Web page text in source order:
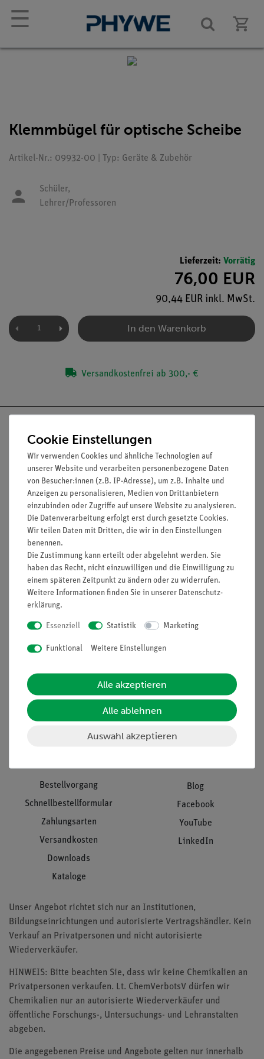
☰
Klemmbügel für optische Scheibe
Artikel-Nr.: 09932-00 | Typ: Geräte & Zubehör
Schüler,
Lehrer/Professoren
Lieferzeit: Vorrätig
76,00 EUR
90,44 EUR inkl. MwSt.
In den Warenkorb
Versandkostenfrei ab 300,- €
Nach oben
Informationen
Unternehmen
Projekte und Lösungen
Presse
Stellenangebote
Kontakt
Hinweisgeberschutz
AGB
Service
Übersicht Service
Beratung & Showroom
Inventarisierungs- &
Inbetriebnahme & Schulungen
Download &
Bestellvorgang
Schnellbestellformular
Zahlungsarten
Versandkosten
Downloads
Kataloge
Blog
Facebook
YouTube
LinkedIn
Unser Angebot richtet sich nur an Institutionen,
Bildungseinrichtungen und autorisierte Vertragshändler. Kein
Verkauf an Privatpersonen und nicht autorisierte
Wiederverkäufer.
HINWEIS: Bitte beachten Sie, dass wir keine Chemikalien an
Privatpersonen verkaufen. Lt. ChemVerbotsV dürfen wir
Chemikalien nur an autorisierte Wiederverkäufer und
öffentliche Forschungs-, Untersuchungs- und Lehranstalten
abgeben.
Die angegebenen Preise und Angebote gelten nur innerhalb
Cookie Einstellungen
Wir verwenden Cookies und ähnliche Technologien auf
unserer Website und verarbeiten personenbezogene Daten
von Besucher:innen (z.B. IP-Adresse), um z.B. Inhalte und
Anzeigen zu personalisieren, Medien von Drittanbietern
einzubinden oder Zugriffe auf unsere Website zu analysieren.
Die Datenverarbeitung erfolgt erst durch gesetzte Cookies.
Wir teilen Daten mit Dritten, die wir in den Einstellungen
benennen.
Die Zustimmung kann erteilt oder abgelehnt werden. Sie
haben das Recht, nicht einzuwilligen und die Einwilligung zu
einem späteren Zeitpunkt zu ändern oder zu widerrufen.
Weitere Informationen finden Sie in unserer Daten­schutz­
erklärung.
Essenziell Statistik Marketing
Funktional Weitere Einstellungen
Alle akzeptieren
Alle ablehnen
Auswahl akzeptieren